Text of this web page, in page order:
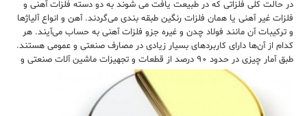
در حالت کلی فلزاتی که در طبیعت یافت می شوند به دو دسته فلزات آهنی و
فلزات غیر آهنی یا همان فلزات رنگین طبقه بندی می‌گردند. آهن و انواع آلیاژها
و ترکیبات آن مانند فولاد چدن و غیره جزو فلزات آهنی به حساب می‌‌آیند. هر
کدام از آن‌ها دارای کاربردهای بسیار زیادی در مصارف صنعتی و عمومی هستند.
طبق آمار
چیزی در حدود ۹۰ درصد از قطعات و تجهیزات ماشین آلات صنعتی و